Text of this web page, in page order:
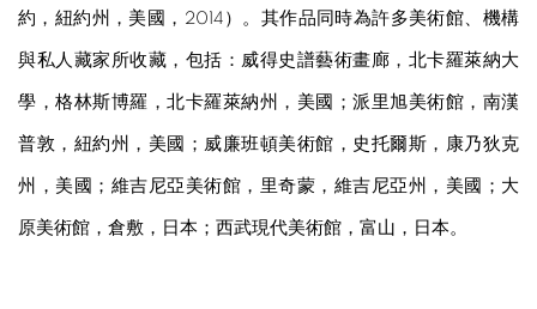
約，紐約州，美國，2014）。其作品同時為許多美術館、機構
與私人藏家所收藏，包括：威得史譜藝術畫廊，北卡羅萊納大
學，格林斯博羅，北卡羅萊納州，美國；派里旭美術館，南漢
普敦，紐約州，美國；威廉班頓美術館，史托爾斯，康乃狄克
州，美國；維吉尼亞美術館，里奇蒙，維吉尼亞州，美國；大
原美術館，倉敷，日本；西武現代美術館，富山，日本。